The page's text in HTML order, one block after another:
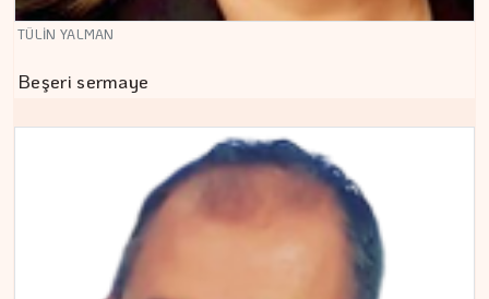
TÜLİN YALMAN
Beşeri sermaye